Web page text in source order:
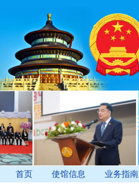
首页 使馆信息 业务指南